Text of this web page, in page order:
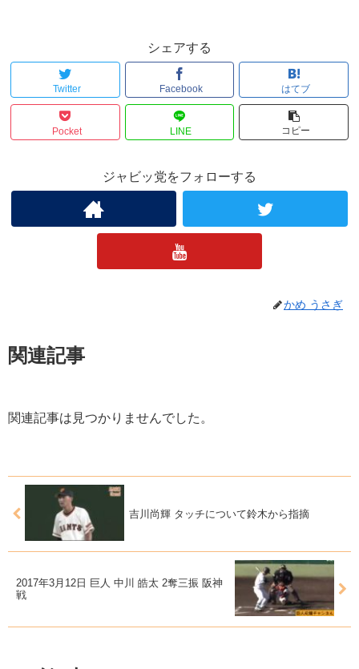
シェアする
Twitter Facebook はてブ
Pocket LINE コピー
ジャビッ党をフォローする
かめ うさぎ
関連記事
関連記事は見つかりませんでした。
吉川尚輝 タッチについて鈴木から指摘
2017年3月12日 巨人 中川 皓太 2奪三振 阪神
戦